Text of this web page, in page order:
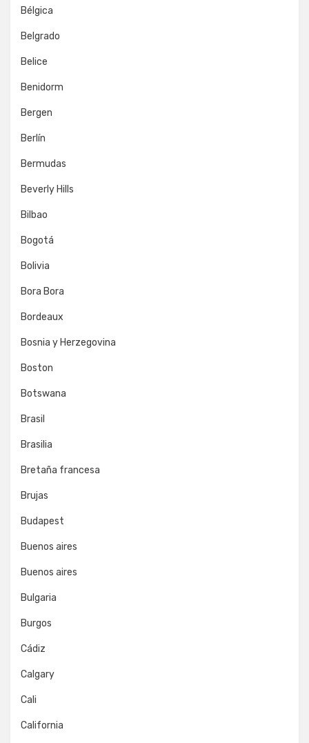
Bélgica
Belgrado
Belice
Benidorm
Bergen
Berlín
Bermudas
Beverly Hills
Bilbao
Bogotá
Bolivia
Bora Bora
Bordeaux
Bosnia y Herzegovina
Boston
Botswana
Brasil
Brasilia
Bretaña francesa
Brujas
Budapest
Buenos aires
Buenos aires
Bulgaria
Burgos
Cádiz
Calgary
Cali
California